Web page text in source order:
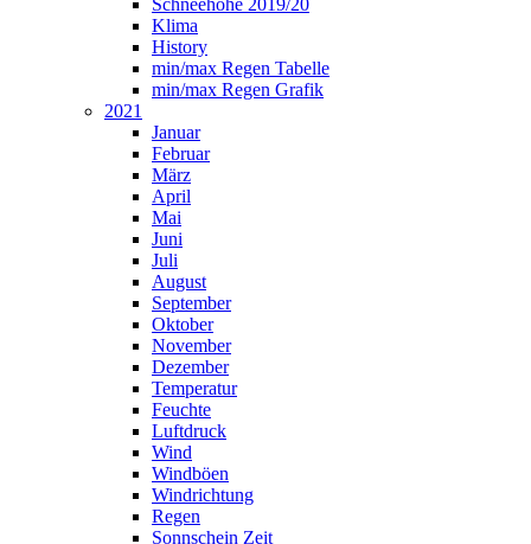
Schneehöhe 2019/20
Klima
History
min/max Regen Tabelle
min/max Regen Grafik
2021
Januar
Februar
März
April
Mai
Juni
Juli
August
September
Oktober
November
Dezember
Temperatur
Feuchte
Luftdruck
Wind
Windböen
Windrichtung
Regen
Sonnschein Zeit